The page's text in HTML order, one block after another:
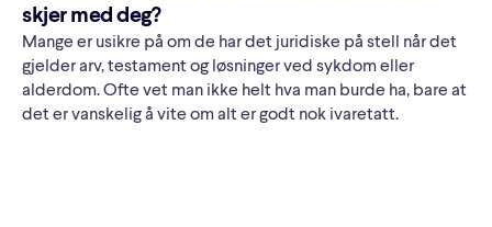
skjer med deg?
Mange er usikre på om de har det juridiske på stell når det
gjelder arv, testament og løsninger ved sykdom eller
alderdom. Ofte vet man ikke helt hva man burde ha, bare at
det er vanskelig å vite om alt er godt nok ivaretatt.